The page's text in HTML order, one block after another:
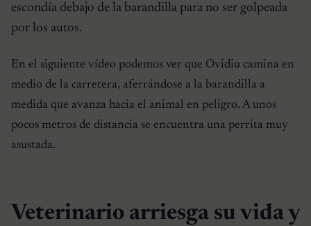
escondía debajo de la barandilla para no ser golpeada
por los autos.
En el siguiente vídeo podemos ver que Ovidiu camina en
medio de la carretera, aferrándose a la barandilla a
medida que avanza hacia el animal en peligro. A unos
pocos metros de distancia se encuentra una perrita muy
asustada.
Veterinario arriesga su vida y